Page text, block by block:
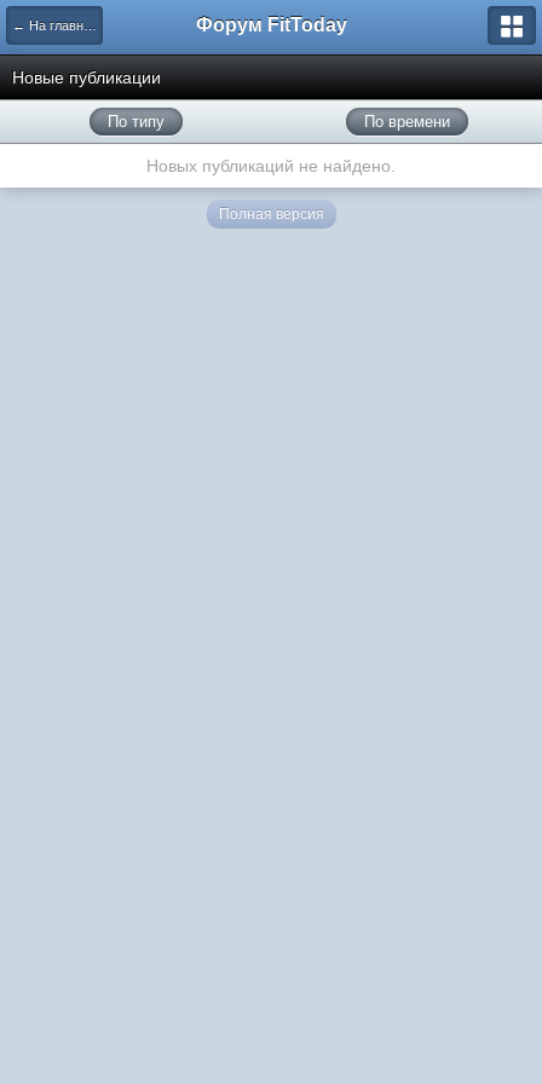
← На главную Форум FitToday
Новые публикации
По типу По времени
Новых публикаций не найдено.
Полная версия